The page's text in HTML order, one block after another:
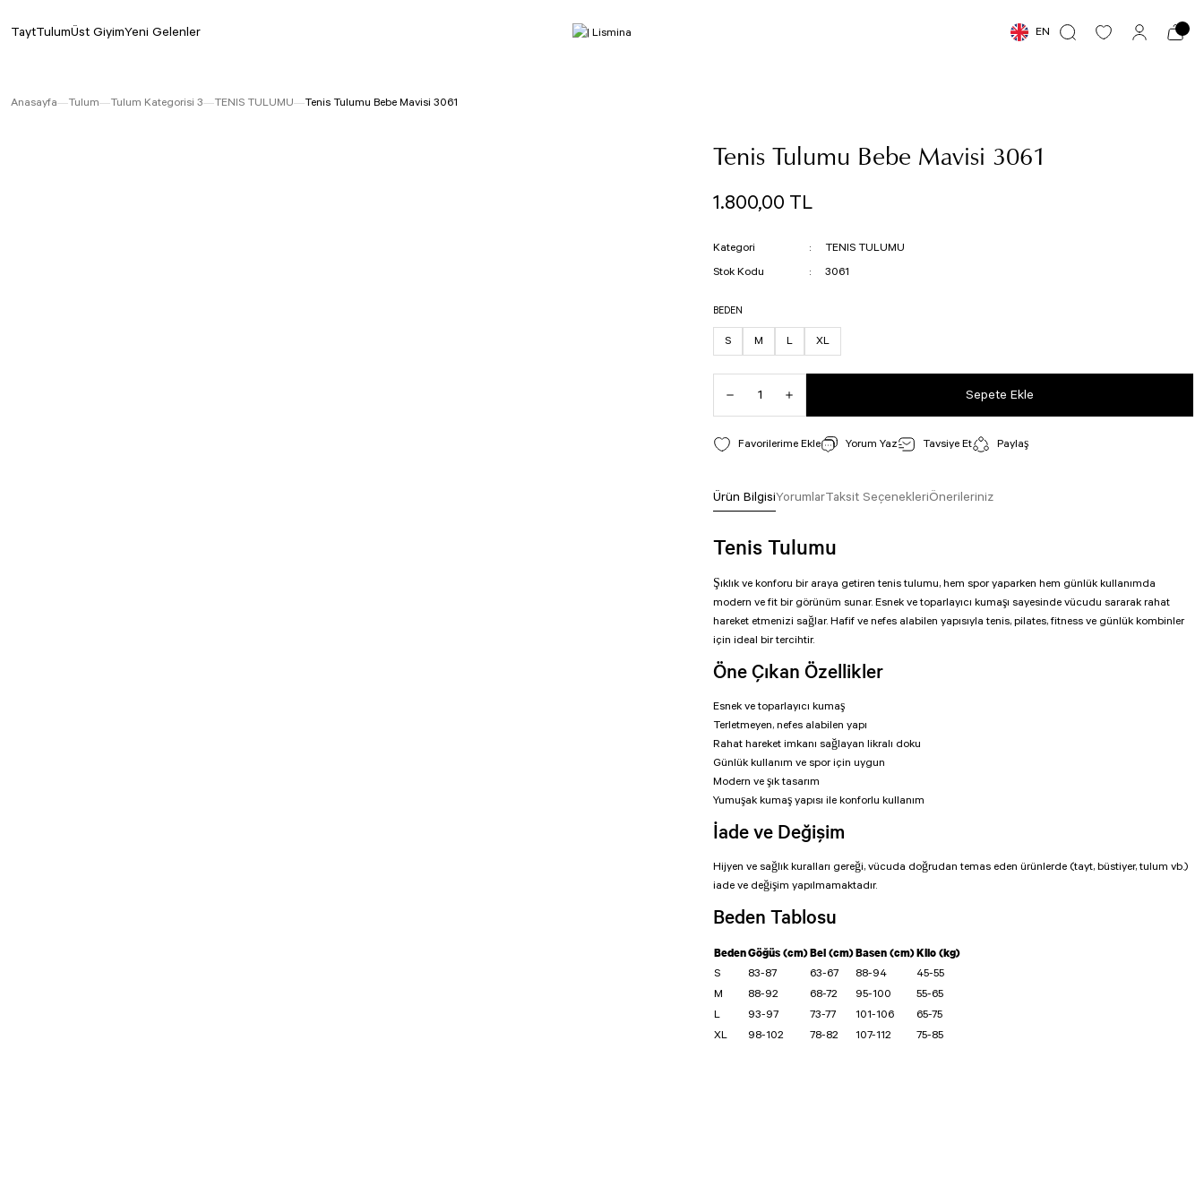
TaytTulumÜst GiyimYeni Gelenler EN
Anasayfa Tulum Tulum Kategorisi 3 TENIS TULUMU Tenis Tulumu Bebe Mavisi 3061
Tenis Tulumu Bebe Mavisi 3061
1.800,00 TL
Kategori
TENIS TULUMU
Stok Kodu
3061
BEDEN
S M L XL
Sepete Ekle
Yorum Yaz Tavsiye Et Paylaş
Ürün BilgisiYorumlarTaksit SeçenekleriÖnerileriniz
Tenis Tulumu
Şıklık ve konforu bir araya getiren tenis tulumu, hem spor yaparken hem günlük kullanımda
modern ve fit bir görünüm sunar. Esnek ve toparlayıcı kumaşı sayesinde vücudu sararak rahat
hareket etmenizi sağlar. Hafif ve nefes alabilen yapısıyla tenis, pilates, fitness ve günlük kombinler
için ideal bir tercihtir.
Öne Çıkan Özellikler
Esnek ve toparlayıcı kumaş
Terletmeyen, nefes alabilen yapı
Rahat hareket imkanı sağlayan likralı doku
Günlük kullanım ve spor için uygun
Modern ve şık tasarım
Yumuşak kumaş yapısı ile konforlu kullanım
İade ve Değişim
Hijyen ve sağlık kuralları gereği, vücuda doğrudan temas eden ürünlerde (tayt, büstiyer, tulum vb.)
iade ve değişim yapılmamaktadır.
Beden Tablosu
BedenGöğüs (cm)Bel (cm)Basen (cm)Kilo (kg)
S 83-87 63-67 88-94
45-55
M
88-92 68-72 95-100
55-65
L
93-97 73-77 101-106
65-75
XL
98-102 78-82 107-112 75-85